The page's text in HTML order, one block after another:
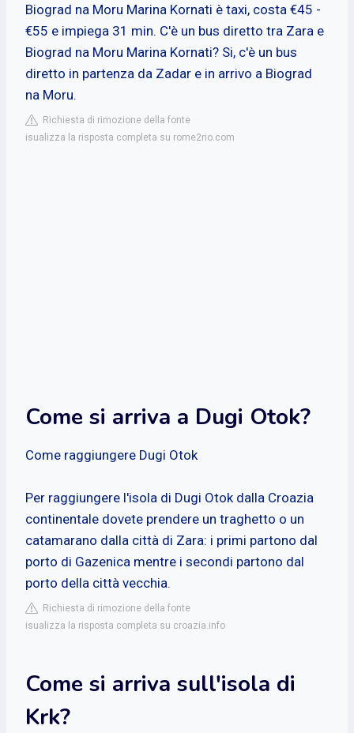
Biograd na Moru Marina Kornati è taxi, costa €45 -
€55 e impiega 31 min. C'è un bus diretto tra Zara e
Biograd na Moru Marina Kornati? Si, c'è un bus
diretto in partenza da Zadar e in arrivo a Biograd
na Moru.
Richiesta di rimozione della fonte
isualizza la risposta completa su rome2rio.com
Come si arriva a Dugi Otok?
Come raggiungere Dugi Otok
Per raggiungere l'isola di Dugi Otok dalla Croazia
continentale dovete prendere un traghetto o un
catamarano dalla città di Zara: i primi partono dal
porto di Gazenica mentre i secondi partono dal
porto della città vecchia.
Richiesta di rimozione della fonte
isualizza la risposta completa su croazia.info
Come si arriva sull'isola di
Krk?